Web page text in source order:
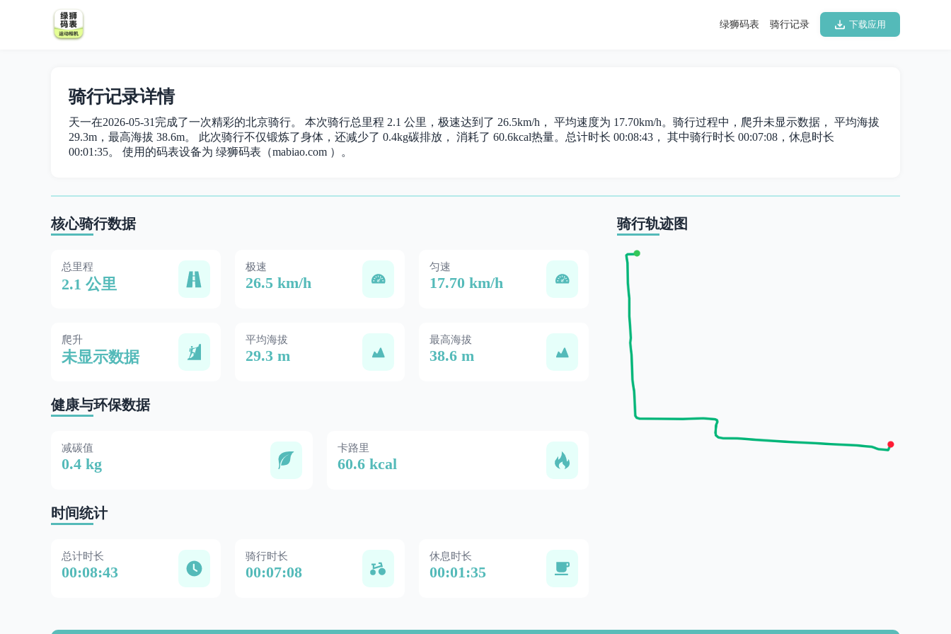
下载应用
骑行记录
绿狮码表
骑行记录详情
天一在2026-05-31完成了一次精彩的北京骑行。 本次骑行总里程 2.1 公里，极速达到了 26.5km/h， 平均速度为 17.70km/h。骑行过程中，爬升未显示数据， 平均海拔
29.3m，最高海拔 38.6m。 此次骑行不仅锻炼了身体，还减少了 0.4kg碳排放， 消耗了 60.6kcal热量。总计时长 00:08:43， 其中骑行时长 00:07:08，休息时长
00:01:35。 使用的码表设备为 绿狮码表（mabiao.com ）。
核心骑行数据
总里程
2.1 公里
极速
26.5 km/h
匀速
17.70 km/h
爬升
未显示数据
平均海拔
29.3 m
最高海拔
38.6 m
健康与环保数据
减碳值
0.4 kg
卡路里
60.6 kcal
时间统计
总计时长
00:08:43
骑行时长
00:07:08
休息时长
00:01:35
骑行轨迹图